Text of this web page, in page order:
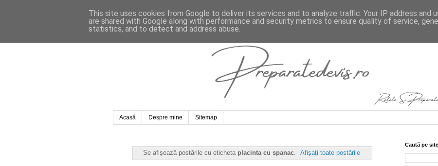
Acasă Despre mine Sitemap
Se afișează postările cu eticheta placinta cu spanac. Afișați toate postările
Caută pe site
This site uses cookies from Google to deliver its services and to analyze traffic. Your IP address and
are shared with Google along with performance and security metrics to ensure quality of service,
statistics, and to detect and address abuse.